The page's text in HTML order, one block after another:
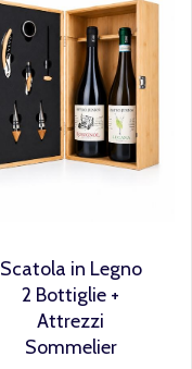
Scatola in Legno
2 Bottiglie +
Attrezzi
Sommelier